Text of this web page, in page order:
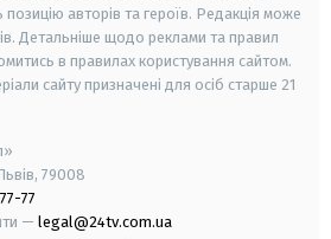
авторів та героїв. Редакція може
Детальніше щодо реклами та правил
в правилах користування сайтом.
сайту призначені для осіб старше 21
79008
77
— legal@24tv.com.ua